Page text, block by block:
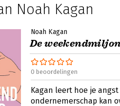
Noah Kagan
Noah Kagan
De
0 beoordelingen
Kagan leert hoe je
ondernemerschap kan